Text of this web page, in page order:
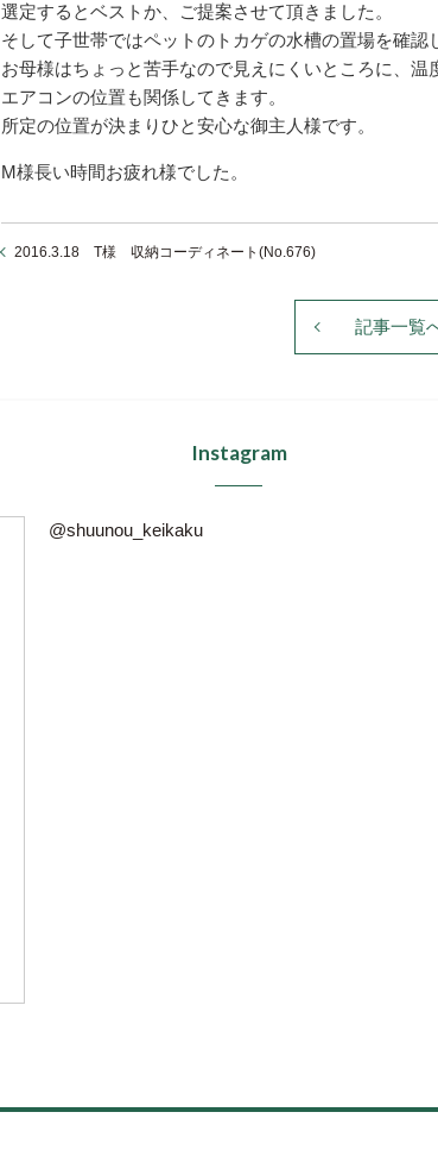
選定するとベストか、ご提案させて頂きました。
そして子世帯ではペットのトカゲの水槽の置場を確認
お母様はちょっと苦手なので見えにくいところに、温
エアコンの位置も関係してきます。
所定の位置が決まりひと安心な御主人様です。
M様長い時間お疲れ様でした。
2016.3.18 T様 収納コーディネート(No.676)
記事一覧
Instagram
@shuunou_keikaku